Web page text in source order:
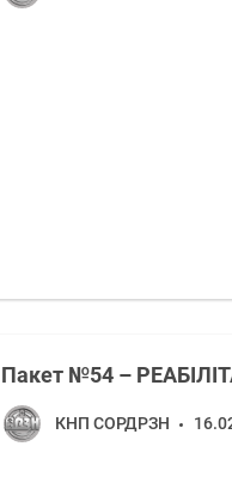
Пакет №54 –
КНП СОРДРЗН